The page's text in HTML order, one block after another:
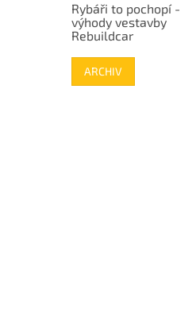
Rybáři to pochopí -
výhody vestavby
Rebuildcar
ARCHIV